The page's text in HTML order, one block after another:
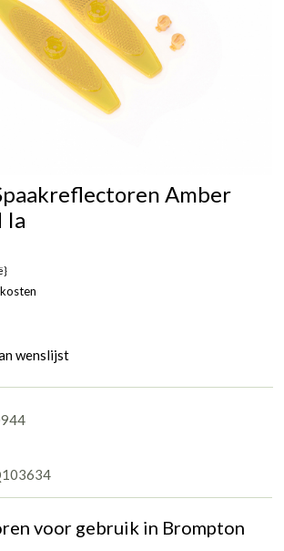
Amber
Ia
wenslijst
voor gebruik in Brompton